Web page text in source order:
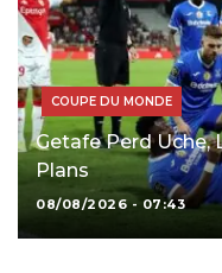
COUPE DU MONDE
Getafe Perd Uche,
Plans
08/08/2026 - 07:43